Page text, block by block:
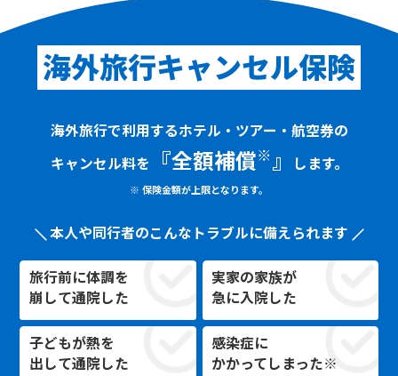
海外旅行で利用するホテル・ツアー・航空券の
キャンセル料を 『全額補償※』 します。
※ 保険金額が上限となります。
本人や同行者のこんなトラブルに備えられます
旅行前に体調を
崩して通院した
実家の家族が
急に入院した
子どもが熱を
出して通院した
感染症に
かかってしまった※